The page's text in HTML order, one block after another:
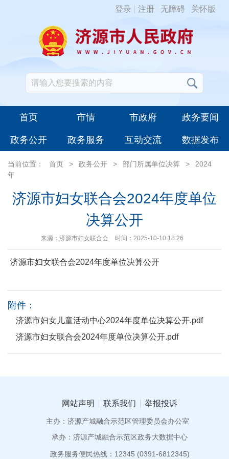
登录 注册 无障碍 关怀版
首页 市情 市政府 政务要闻
政务公开 政务服务 互动交流 数据发布
当前位置： 首页 > 政务公开 > 部门所属单位决算 >
2024
年
济源市妇女联合会2024年度单位
决算公开
来源：济源市妇女联合会 时间：2025-10-10 18:26
济源市妇女联合会2024年度单位决算公开
附件：
济源市妇女儿童活动中心2024年度单位决算公开.pdf
济源市妇女联合会2024年度单位决算公开.pdf
网站声明 联系我们 举报投诉
主办：济源产城融合示范区管理委员会办公室
承办：济源产城融合示范区政务大数据中心
政务服务便民热线：12345 (0391-6812345)